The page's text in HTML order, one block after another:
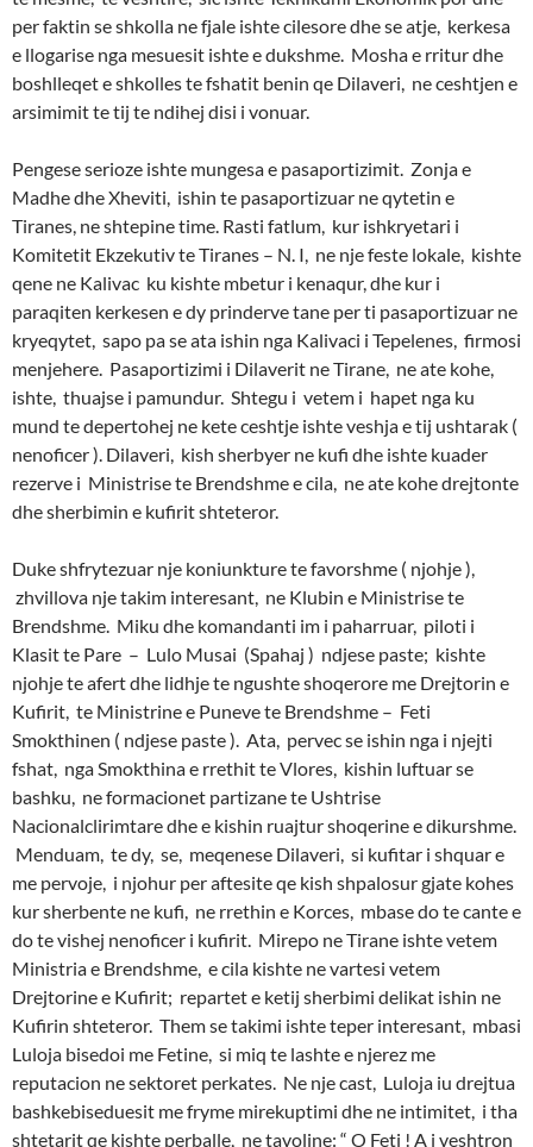
per faktin se shkolla ne fjale ishte cilesore dhe se atje, kerkesa
e llogarise nga mesuesit ishte e dukshme. Mosha e rritur dhe
boshlleqet e shkolles te fshatit benin qe Dilaveri, ne ceshtjen e
arsimimit te tij te ndihej disi i vonuar.
Pengese serioze ishte mungesa e pasaportizimit. Zonja e
Madhe dhe Xheviti, ishin te pasaportizuar ne qytetin e
Tiranes, ne shtepine time. Rasti fatlum, kur ishkryetari i
Komitetit Ekzekutiv te Tiranes – N. I, ne nje feste lokale, kishte
qene ne Kalivac ku kishte mbetur i kenaqur, dhe kur i
paraqiten kerkesen e dy prinderve tane per ti pasaportizuar ne
kryeqytet, sapo pa se ata ishin nga Kalivaci i Tepelenes, firmosi
menjehere. Pasaportizimi i Dilaverit ne Tirane, ne ate kohe,
ishte, thuajse i pamundur. Shtegu i vetem i hapet nga ku
mund te depertohej ne kete ceshtje ishte veshja e tij ushtarak (
nenoficer ). Dilaveri, kish sherbyer ne kufi dhe ishte kuader
rezerve i Ministrise te Brendshme e cila, ne ate kohe drejtonte
dhe sherbimin e kufirit shteteror.
Duke shfrytezuar nje koniunkture te favorshme ( njohje ),
zhvillova nje takim interesant, ne Klubin e Ministrise te
Brendshme. Miku dhe komandanti im i paharruar, piloti i
Klasit te Pare – Lulo Musai (Spahaj ) ndjese paste; kishte
njohje te afert dhe lidhje te ngushte shoqerore me Drejtorin e
Kufirit, te Ministrine e Puneve te Brendshme – Feti
Smokthinen ( ndjese paste ). Ata, pervec se ishin nga i njejti
fshat, nga Smokthina e rrethit te Vlores, kishin luftuar se
bashku, ne formacionet partizane te Ushtrise
Nacionalclirimtare dhe e kishin ruajtur shoqerine e dikurshme.
Menduam, te dy, se, meqenese Dilaveri, si kufitar i shquar e
me pervoje, i njohur per aftesite qe kish shpalosur gjate kohes
kur sherbente ne kufi, ne rrethin e Korces, mbase do te cante e
do te vishej nenoficer i kufirit. Mirepo ne Tirane ishte vetem
Ministria e Brendshme, e cila kishte ne vartesi vetem
Drejtorine e Kufirit; repartet e ketij sherbimi delikat ishin ne
Kufirin shteteror. Them se takimi ishte teper interesant, mbasi
Luloja bisedoi me Fetine, si miq te lashte e njerez me
reputacion ne sektoret perkates. Ne nje cast, Luloja iu drejtua
bashkebiseduesit me fryme mirekuptimi dhe ne intimitet, i tha
shtetarit qe kishte perballe, ne tavoline: “ O Feti ! A i veshtron